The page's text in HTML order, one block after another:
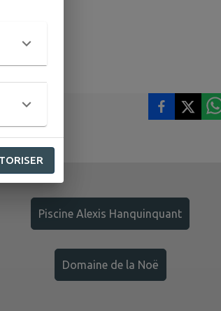
Piscine Alexis Hanquinquant
Domaine de la Noë